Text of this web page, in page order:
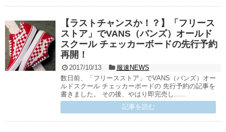
【ラストチャンスか！？】「フリース
ストア」でVANS（バンズ）オールド
スクール チェッカーボードの先行予約
再開！
2017/10/13
服速NEWS
数日前、「フリースストア」でVANS（バンズ）オー
ルドスクール チェッカーボードの 先行予約の記事を
書きました。 その後、やはり即完売し......
記事を読む